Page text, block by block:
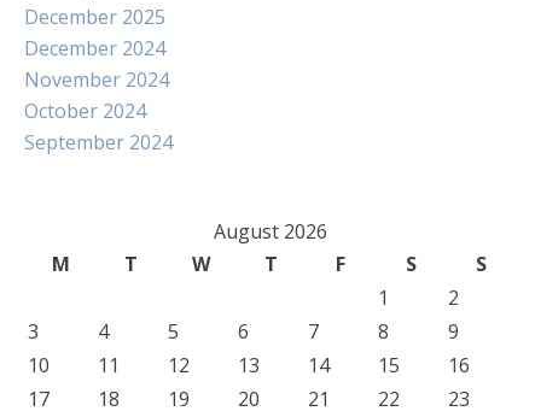
December 2025
December 2024
November 2024
October 2024
September 2024
August 2026
M
T W T F S
S
1
2
3
4 5 6 7 8
9
10
11 12 13 14 15
16
17
18 19 20 21 22 23